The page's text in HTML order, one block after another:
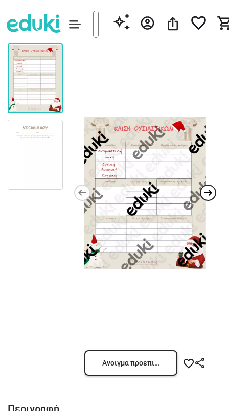
Άνοιγμα προεπισκόπησης